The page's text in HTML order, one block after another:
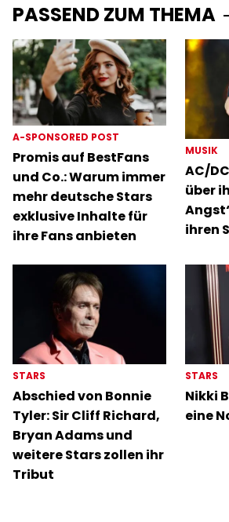
PASSEND ZUM THEMA
A-SPONSORED POST
Promis auf BestFans
und Co.: Warum immer
mehr deutsche Stars
exklusive Inhalte für
ihre Fans anbieten
MUSIK
AC/
über
ihren
STARS
Abschied von Bonnie
Tyler: Sir Cliff Richard,
Bryan Adams und
weitere Stars zollen ihr
Tribut
STARS
Nikki
eine